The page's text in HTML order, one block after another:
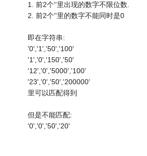
1. 前2个''里出现的数字不限位数.
2. 前2个''里的数字不能同时是0
即在字符串:
'0','1','50','100'
'1','0','150','50'
'12','0','5000','100'
'23','0','50','200000'
里可以匹配得到
但是不能匹配:
'0','0','50','20'